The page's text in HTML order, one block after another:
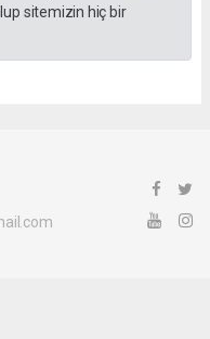
sitemizin hiç bir